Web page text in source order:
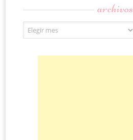
archivos
Archivos